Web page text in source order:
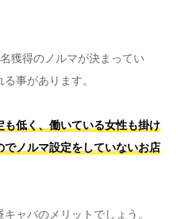
獲得のノルマが決まってい
事があります。
低く、働いている女性も掛け
ノルマ設定をしていないお店
ャバのメリットでしょう。